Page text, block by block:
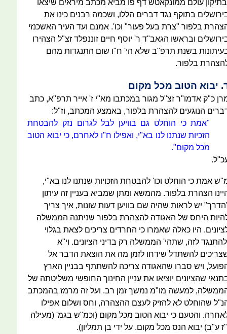
עולם ממונקאטש דף פו מביא מכתב מיראים שיצאו
בתוקף נגד דברים הללו, ושכמה רבנים כינו את
בלפור "צרת בעל פעור" וכו'. אמנם ועד העיר האשכנזי
ובראשו הגאב"ד ר' יוסף חיים זוננפלד זצ"ל הצהירו
בשנת תרפ"ב שלא הי' ח"ו שום התנגדות מהם
בלפור.
יבוא הטוב מכל מקום
כ"ק אדמו"ר זצ"ל מגור במכתבו מא"י ז' אייר תרפ"א, כתב
הנוגעים להצהרת בלפור, באמצע המכתב, וז"ל:
"אמת כי הוחלט גם בוויען לבל לגרום נזק להבטחת
הזכיות שנתנו לנו בא"י, ואפילו ח"ו לאחרם, כי יבוא הטוב
מכל מקום".
אמת כי הוחלט וכו' להבטחת הזכויות שנתנו לנו בא"י,
הצהרת בלפור. מהמשא ומתן שמביא בעניין זה עיתון
יש לראות שהיה שם בוויען דעות שונות, איך צריך
היחס של האגודה להצהרת בלפור שניתנה הממשלה
היו כאלה שאמרו כי החרדים צריכים לצאת בגלוי
לזה, שתהי' הממשלה רק בדיני הציונים. וי"א
להשתדל שידחו לזמן מה את הוצאת הדבר אל
ויש סברו שהאגודה צריכה להשתתף בבניין הארץ
שהציונים יוציאו את עניין החינוך החופשי משליטתה של
למעשה מו"מ נמשך זמן רב. ועל זה מרמז בהמכתב
שהוחלט לא להזיק לעצם ההצהרה, וחס ושלום אפילו
והטעם כי יבוא הטוב מכל מקום (וכמ"ש בגמ' (מעילה
ע"ב) יבוא הנס מכל מקום. על ידי בן תמליון).